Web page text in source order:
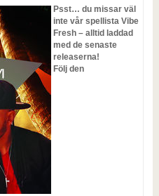
Psst… du missar väl
inte vår spellista Vibe
Fresh – alltid laddad
med de senaste
releaserna!
Följ den